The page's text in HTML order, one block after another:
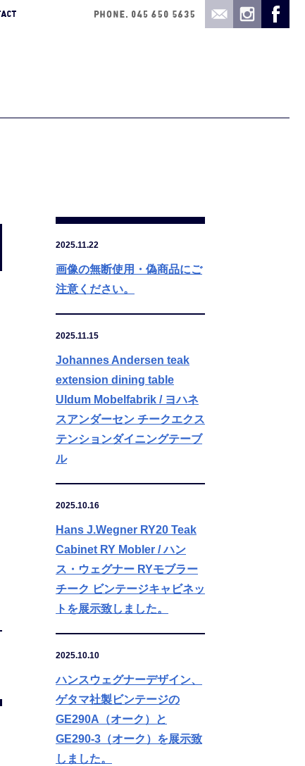
2025.11.22
画像の無断使用・偽商品にご
注意ください。
2025.11.15
Johannes Andersen teak
extension dining table
Uldum Mobelfabrik / ヨハネ
スアンダーセン チークエクス
テンションダイニングテーブ
ル
2025.10.16
Hans J.Wegner RY20 Teak
Cabinet RY Mobler / ハン
ス・ウェグナー RYモブラー
チーク ビンテージキャビネッ
トを展示致しました。
2025.10.10
ハンスウェグナーデザイン、
ゲタマ社製ビンテージの
GE290A（オーク）と
GE290-3（オーク）を展示致
しました。